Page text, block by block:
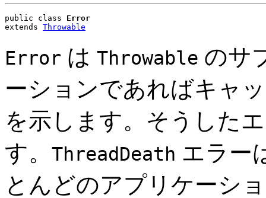
public class Error
extends Throwable
Error は Throwable のサ
ーションであればキャ
を示します。そうした
す。 ThreadDeath エラー
とんどのアプリケーシ